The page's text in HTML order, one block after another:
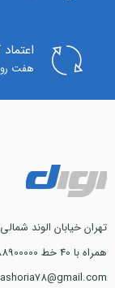
هفت
تهران خیابان الوند شمالی
همراه با 40 خط 02188900000-تا-02188900040
ashoria78@gmail.com